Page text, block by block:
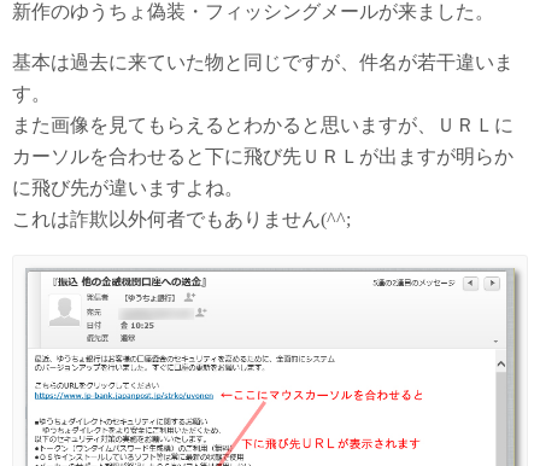
新作のゆうちょ偽装・フィッシングメールが来ました。
基本は過去に来ていた物と同じですが、件名が若干違いま
す。
また画像を見てもらえるとわかると思いますが、ＵＲＬに
カーソルを合わせると下に飛び先ＵＲＬが出ますが明らか
に飛び先が違いますよね。
これは詐欺以外何者でもありません(^^;